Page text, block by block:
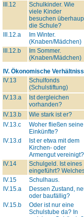
III.12
Schulkinder. Wie
viele Kinder
besuchen
die Schule?
III.12.a
Im Winter.
(Knaben/Mädchen)
III.12.b
Im Sommer.
(Knaben/Mädchen)
IV. Ökonomische
IV.13
Schulfonds
(Schulstiftung)
IV.13.a
Ist dergleichen
vorhanden?
IV.13.b
Wie stark ist er?
IV.13.c
Woher fließen seine
Einkünfte?
IV.13.d
Ist er etwa mit dem
Kirchen- oder
Armengut vereinigt?
IV.14
Schulgeld. Ist eines
eingeführt?
IV.15
Schulhaus.
IV.15.a
Dessen Zustand,
oder baufällig?
IV.15.b
Oder ist nur eine
Schulstube da? In